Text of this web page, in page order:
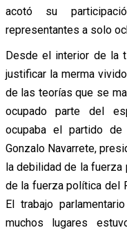
acotó su
representantes a solo
Desde el interior de la
justificar la merma
de las teorías que se
ocupado parte del
ocupaba el partido
Gonzalo Navarrete,
la debilidad de la fuerza
de la fuerza política del
El trabajo
muchos lugares